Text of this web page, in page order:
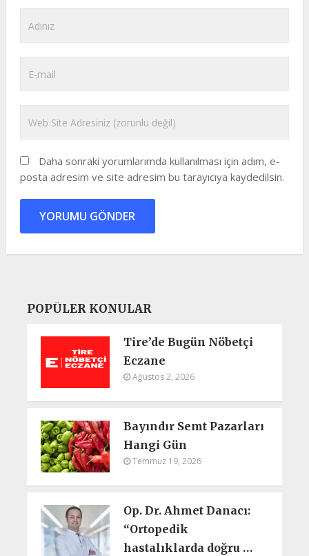
Daha sonraki yorumlarımda kullanılması için adım, e-
posta adresim ve site adresim bu tarayıcıya kaydedilsin.
POPÜLER KONULAR
Tire’de Bugün Nöbetçi
Eczane
Ağustos 2, 2026
Bayındır Semt Pazarları
Hangi Gün
Temmuz 19, 2026
Op. Dr. Ahmet Danacı:
“Ortopedik
hastalıklarda doğru …